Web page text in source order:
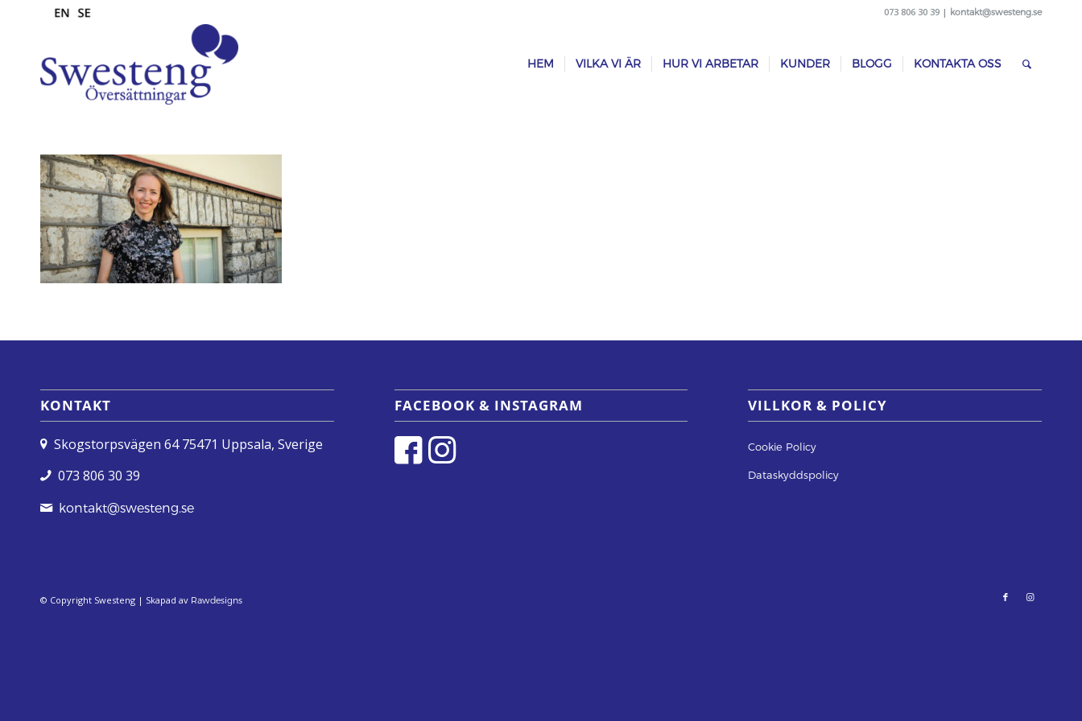
073 806 30 39 | kontakt@swesteng.se
HEM VILKA VI ÄR HUR VI ARBETAR KUNDER BLOGG KONTAKTA OSS
KONTAKT
Skogstorpsvägen 64 75471 Uppsala, Sverige
073 806 30 39
kontakt@swesteng.se
FACEBOOK & INSTAGRAM VILLKOR & POLICY
Cookie Policy
Dataskyddspolicy
© Copyright Swesteng | Skapad av Rawdesigns